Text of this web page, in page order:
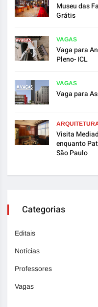
Museu das
Grátis
VAGAS
Vaga para
Pleno- ICL
VAGAS
Vaga para
Visita
enquanto
São Paulo
Categorias
Editais
Notícias
Professores
Vagas